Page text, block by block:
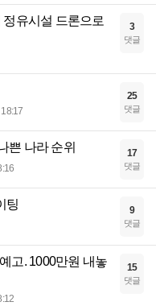
유시설 드론으로
3
댓글
18:17
25
댓글
쁜 나라 순위 17
댓글
팅 9
댓글
고. 1000만원 내놓
15
댓글